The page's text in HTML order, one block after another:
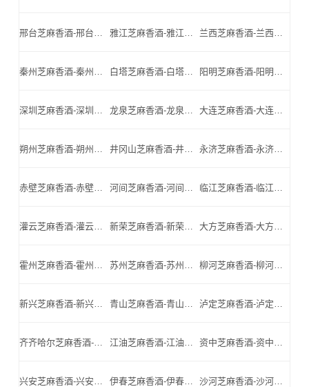
邢台芝麻香酒-邢台名酒-邢台小北门_邢台芝麻香酒厂家 雅江芝麻香酒-雅江名酒-雅江小北门_雅江芝麻香酒厂家 兰西芝麻香酒-兰西名酒-兰西小北门_兰西芝麻香酒厂家
秦州芝麻香酒-秦州名酒-秦州小北门_秦州芝麻香酒厂家 白塔芝麻香酒-白塔名酒-白塔小北门_白塔芝麻香酒厂家 阳明芝麻香酒-阳明名酒-阳明小北门_阳明芝麻香酒厂家
深圳芝麻香酒-深圳名酒-深圳小北门_深圳芝麻香酒厂家 龙泉芝麻香酒-龙泉名酒-龙泉小北门_龙泉芝麻香酒厂家 大连芝麻香酒-大连名酒-大连小北门_大连芝麻香酒厂家
朔州芝麻香酒-朔州名酒-朔州小北门_朔州芝麻香酒厂家 井冈山芝麻香酒-井冈山名酒-井冈山小北门_井冈山芝麻香酒厂家 永济芝麻香酒-永济名酒-永济小北门_永济芝麻香酒厂家
赤壁芝麻香酒-赤壁名酒-赤壁小北门_赤壁芝麻香酒厂家 河间芝麻香酒-河间名酒-河间小北门_河间芝麻香酒厂家 临江芝麻香酒-临江名酒-临江小北门_临江芝麻香酒厂家
灌云芝麻香酒-灌云名酒-灌云小北门_灌云芝麻香酒厂家 新荣芝麻香酒-新荣名酒-新荣小北门_新荣芝麻香酒厂家 大方芝麻香酒-大方名酒-大方小北门_大方芝麻香酒厂家
霍州芝麻香酒-霍州名酒-霍州小北门_霍州芝麻香酒厂家 苏州芝麻香酒-苏州名酒-苏州小北门_苏州芝麻香酒厂家 柳河芝麻香酒-柳河名酒-柳河小北门_柳河芝麻香酒厂家
新兴芝麻香酒-新兴名酒-新兴小北门_新兴芝麻香酒厂家 青山芝麻香酒-青山名酒-青山小北门_青山芝麻香酒厂家 泸定芝麻香酒-泸定名酒-泸定小北门_泸定芝麻香酒厂家
齐齐哈尔芝麻香酒-齐齐哈尔名酒-齐齐哈尔小北门_齐齐哈尔芝麻香酒厂家 江油芝麻香酒-江油名酒-江油小北门_江油芝麻香酒厂家 资中芝麻香酒-资中名酒-资中小北门_资中芝麻香酒厂家
兴安芝麻香酒-兴安名酒-兴安小北门_兴安芝麻香酒厂家 伊春芝麻香酒-伊春名酒-伊春小北门_伊春芝麻香酒厂家 沙河芝麻香酒-沙河名酒-沙河小北门_沙河芝麻香酒厂家